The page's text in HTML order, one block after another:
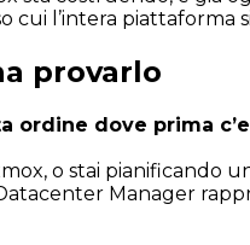
cui l’intera piattaforma
provarlo
ordine dove prima
o stai pianificando
Manager